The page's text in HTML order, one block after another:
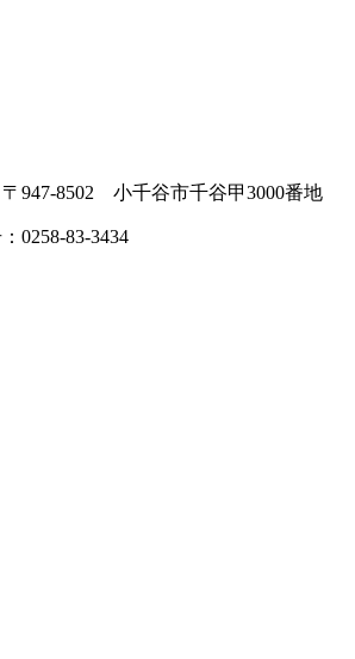
947-8502 小千谷市千谷甲3000番地
0258-83-3434